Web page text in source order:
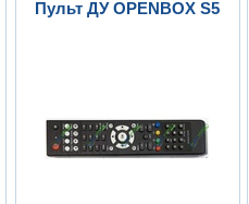
Пульт ДУ OPENBOX S5